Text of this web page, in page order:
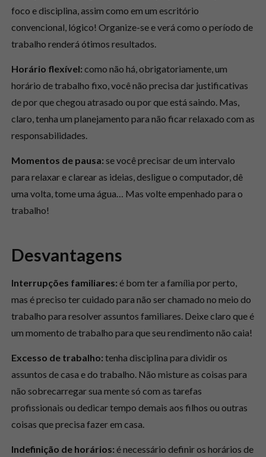
foco e disciplina, assim como em um escritório
convencional, lógico! Organize-se e verá como o período de
trabalho renderá ótimos resultados.
Horário flexível: como não há, obrigatoriamente, um
horário de trabalho fixo, você não precisa dar justificativas
de por que chegou atrasado ou por que está saindo. Mas,
claro, tenha um planejamento para não ficar relaxado com as
responsabilidades.
Momentos de pausa: se você precisar de um intervalo
para relaxar e clarear as ideias, desligue o computador, dê
uma volta, tome uma água… Mas volte empenhado para o
trabalho!
Desvantagens
Interrupções familiares: é bom ter a família por perto,
mas é preciso ter cuidado para não ser chamado no meio do
trabalho para resolver assuntos familiares. Deixe claro que é
um momento de trabalho para que seu rendimento não caia!
Excesso de trabalho: tenha disciplina para dividir os
assuntos de casa e do trabalho. Não misture as coisas para
não sobrecarregar sua mente só com as tarefas
profissionais ou dedicar tempo demais aos filhos ou outras
coisas que precisa fazer em casa.
Indefinição de horários: é necessário definir os horários de